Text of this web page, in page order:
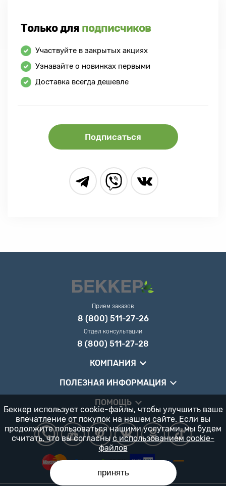
Только для подписчиков
Участвуйте в закрытых акциях
Узнавайте о новинках первыми
Доставка всегда дешевле
Подписаться
Прием заказов
8 (800) 511-27-26
Отдел консультации
8 (800) 511-27-28
КОМПАНИЯ
ПОЛЕЗНАЯ ИНФОРМАЦИЯ
ПОМОЩЬ
Беккер использует cookie-файлы, чтобы улучшить ваше
впечатление от покупок на нашем сайте. Если вы
продолжите пользоваться нашими услугами, мы будем
считать, что вы согласны с использованием cookie-
файлов
принять